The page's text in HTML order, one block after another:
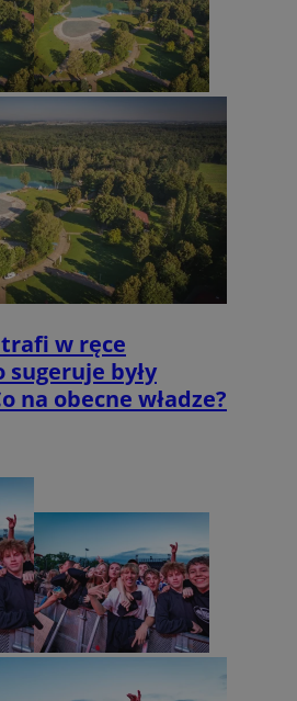
w ręce
sugeruje były
na obecne władze?